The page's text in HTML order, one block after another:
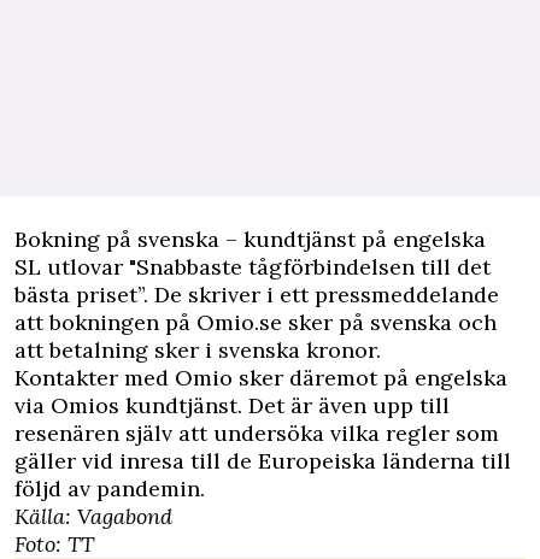
Bokning på svenska – kundtjänst på engelska
SL utlovar "Snabbaste tågförbindelsen till det
bästa priset”. De skriver i ett pressmeddelande
att bokningen på Omio.se sker på svenska och
att betalning sker i svenska kronor.
Kontakter med Omio sker däremot på engelska
via Omios kundtjänst. Det är även upp till
resenären själv att undersöka vilka regler som
gäller vid inresa till de Europeiska länderna till
följd av pandemin.
Källa: Vagabond
Foto: TT